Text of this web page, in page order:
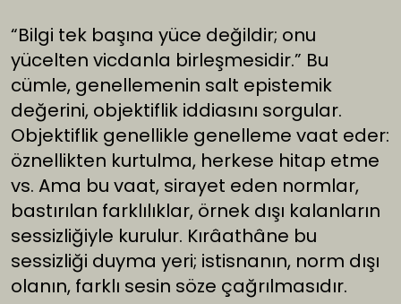
“Bilgi tek başına yüce değildir; onu
yücelten vicdanla birleşmesidir.” Bu
cümle, genellemenin salt epistemik
değerini, objektiflik iddiasını sorgular.
Objektiflik genellikle genelleme vaat eder:
öznellikten kurtulma, herkese hitap etme
vs. Ama bu vaat, sirayet eden normlar,
bastırılan farklılıklar, örnek dışı kalanların
sessizliğiyle kurulur. Kırâathâne bu
sessizliği duyma yeri; istisnanın, norm dışı
olanın, farklı sesin söze çağrılmasıdır.